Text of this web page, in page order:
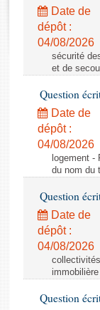
Rapports
Rapports sur
Baromètre de
Dossiers
Budget et
Questions
Comptes
Date de
dépôt :
04/08/2026
sécurité
et de
Question
Date de
dépôt :
04/08/2026
logement -
du nom du
Question
Date de
dépôt :
04/08/2026
Question